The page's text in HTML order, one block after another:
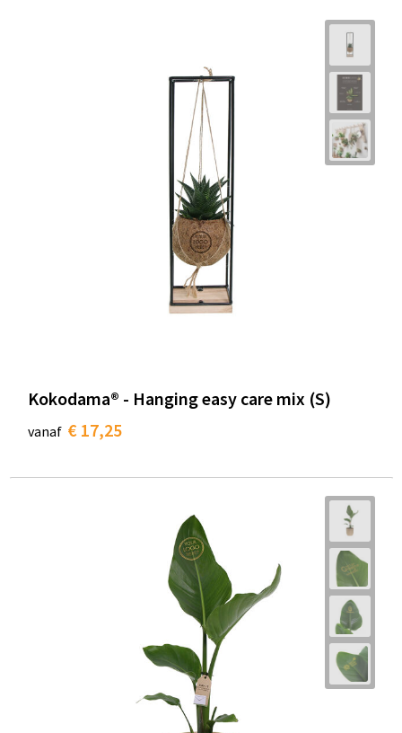
Kokodama® - Hanging easy care mix (S)
vanaf € 17,25